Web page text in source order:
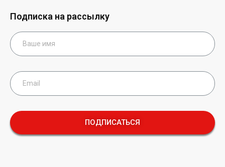
Подписка на рассылку
ПОДПИСАТЬСЯ